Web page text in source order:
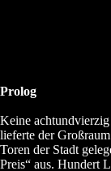
Prolog
Keine achtundvierzig
lieferte der
Toren der Stadt
Preis“ aus. Hundert